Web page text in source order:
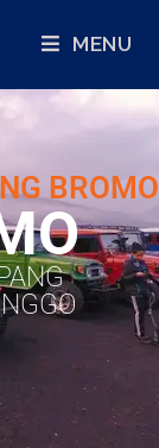
MENU
BROMO